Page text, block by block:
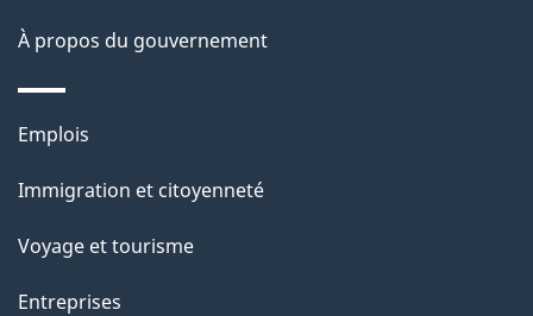
d
e
l
a
p
a
site
À propos du gouvernement
Thèmes
sujets
Emplois
Immigration et citoyenneté
Voyage et tourisme
Entreprises